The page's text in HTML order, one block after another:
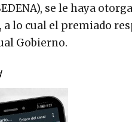
se le haya
a lo cual el premiado
Gobierno.